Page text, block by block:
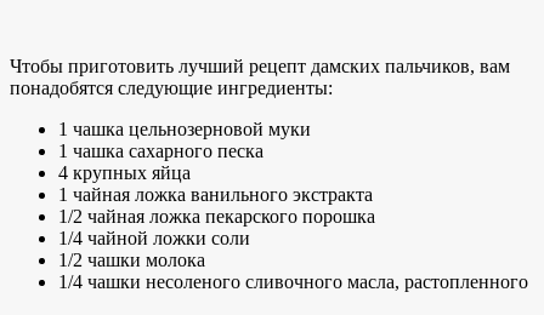
Чтобы приготовить лучший рецепт дамских пальчиков, вам
понадобятся следующие ингредиенты:
1 чашка цельнозерновой муки
1 чашка сахарного песка
4 крупных яйца
1 чайная ложка ванильного экстракта
1/2 чайная ложка пекарского порошка
1/4 чайной ложки соли
1/2 чашки молока
1/4 чашки несоленого сливочного масла, растопленного